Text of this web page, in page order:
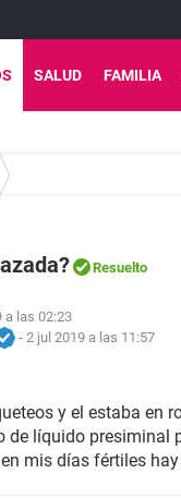
SALUD FAMILIA
Resuelto
a las 02:23
- 2 jul 2019 a las 11:57
y el estaba en
de líquido presiminal
mis días fértiles